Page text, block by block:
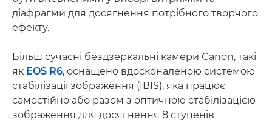
діафрагми для досягнення потрібного творчого
ефекту.
Більш сучасні бездзеркальні камери Canon, такі
як EOS R6, оснащено вдосконаленою системою
стабілізації зображення (IBIS), яка працює
самостійно або разом з оптичною стабілізацією
зображення для досягнення 8 ступенів